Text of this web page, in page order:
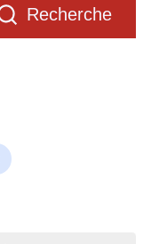
Recherche